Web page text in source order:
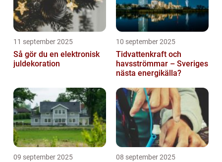
11 september 2025
Så gör du en elektronisk
juldekoration
10 september 2025
Tidvattenkraft och
havsströmmar – Sveriges
nästa energikälla?
09 september 2025 08 september 2025